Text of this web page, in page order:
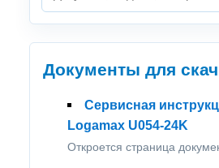
Документы для
Сервисная
Logamax U054-24K
Откроется страница